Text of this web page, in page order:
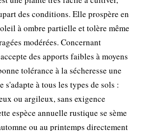
des conditions. Elle prospère en
à ombre partielle et tolère même
modérées. Concernant
des apports faibles à moyens
tolérance à la sécheresse une
s'adapte à tous les types de sols :
ou argileux, sans exigence
espèce annuelle rustique se sème
ou au printemps directement